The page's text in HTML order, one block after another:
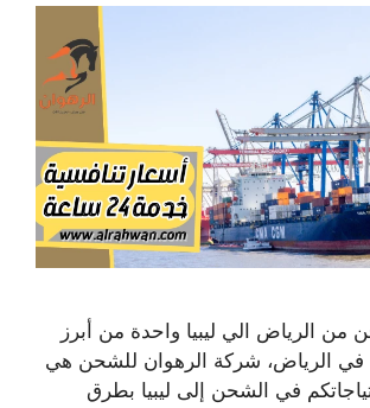
من الرياض الي ليبيا واحدة من أبرز
الرياض، شركة الرهوان للشحن هي
في الشحن إلى ليبيا بطرق